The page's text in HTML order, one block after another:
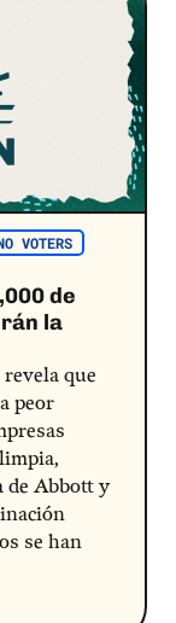
VOTERS
de
la
que
peor
de Abbott y
se han